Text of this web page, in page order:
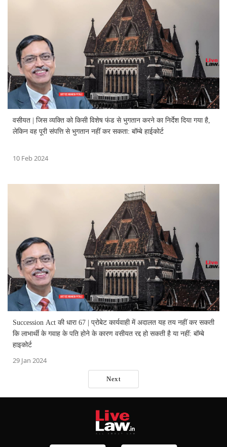
वसीयत | जिस व्यक्ति को किसी विशेष फंड से भुगतान करने का निर्देश दिया गया है,
लेकिन वह पूरी संपत्ति से भुगतान नहीं कर सकता: बॉम्बे हाईकोर्ट
10 Feb 2024
Succession Act की धारा 67 | प्रोबेट कार्यवाही में अदालत यह तय नहीं कर सकती
कि लाभार्थी के गवाह के पति होने के कारण वसीयत रद्द हो सकती है या नहीं: बॉम्बे
हाइकोर्ट
29 Jan 2024
Next